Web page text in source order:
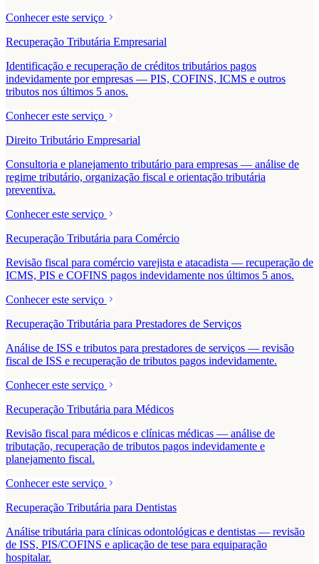
Conhecer este serviço
Recuperação Tributária Empresarial
Identificação e recuperação de créditos tributários pagos
indevidamente por empresas — PIS, COFINS, ICMS e outros
tributos nos últimos 5 anos.
Conhecer este serviço
Direito Tributário Empresarial
Consultoria e planejamento tributário para empresas — análise de
regime tributário, organização fiscal e orientação tributária
preventiva.
Conhecer este serviço
Recuperação Tributária para Comércio
Revisão fiscal para comércio varejista e atacadista — recuperação de
ICMS, PIS e COFINS pagos indevidamente nos últimos 5 anos.
Conhecer este serviço
Recuperação Tributária para Prestadores de Serviços
Análise de ISS e tributos para prestadores de serviços — revisão
fiscal de ISS e recuperação de tributos pagos indevidamente.
Conhecer este serviço
Recuperação Tributária para Médicos
Revisão fiscal para médicos e clínicas médicas — análise de
tributação, recuperação de tributos pagos indevidamente e
planejamento fiscal.
Conhecer este serviço
Recuperação Tributária para Dentistas
Análise tributária para clínicas odontológicas e dentistas — revisão
de ISS, PIS/COFINS e aplicação de tese para equiparação
hospitalar.